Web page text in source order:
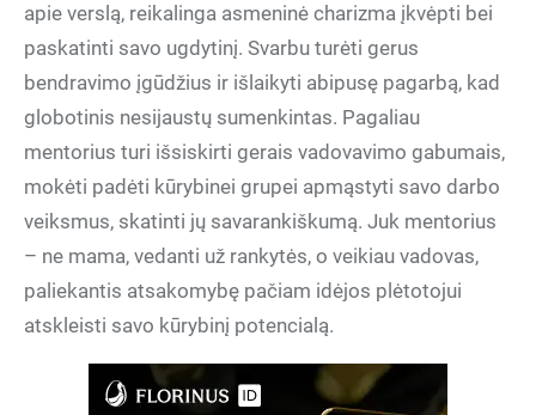
apie verslą, reikalinga asmeninė charizma įkvėpti bei
paskatinti savo ugdytinį. Svarbu turėti gerus
bendravimo įgūdžius ir išlaikyti abipusę pagarbą, kad
globotinis nesijaustų sumenkintas. Pagaliau
mentorius turi išsiskirti gerais vadovavimo gabumais,
mokėti padėti kūrybinei grupei apmąstyti savo darbo
veiksmus, skatinti jų savarankiškumą. Juk mentorius
– ne mama, vedanti už rankytės, o veikiau vadovas,
paliekantis atsakomybę pačiam idėjos plėtotojui
atskleisti savo kūrybinį potencialą.